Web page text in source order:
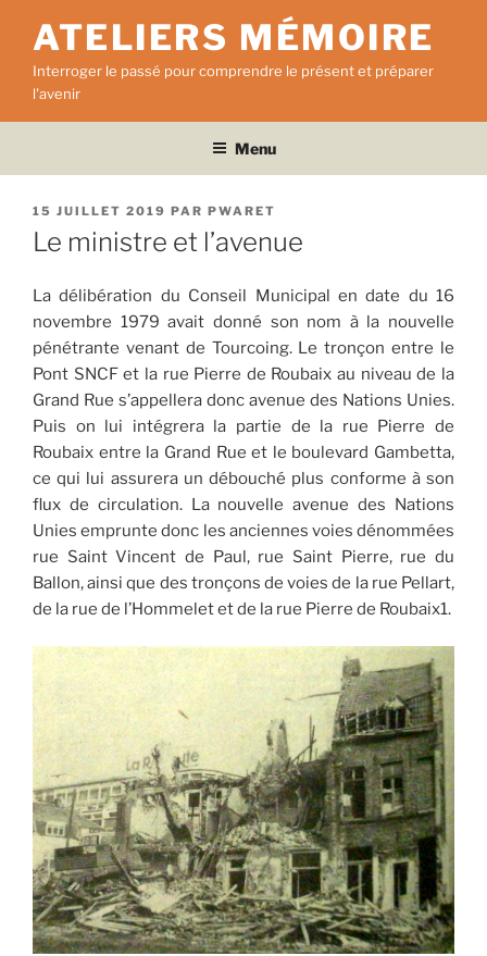
contenu
principal
ATELIERS MÉMOIRE
Interroger le passé pour comprendre le présent et préparer
l'avenir
Menu
PUBLIÉ
LE
15 JUILLET 2019 PAR PWARET
Le ministre et l’avenue
La délibération du Conseil Municipal en date du 16
novembre 1979 avait donné son nom à la nouvelle
pénétrante venant de Tourcoing. Le tronçon entre le
Pont SNCF et la rue Pierre de Roubaix au niveau de la
Grand Rue s’appellera donc avenue des Nations Unies.
Puis on lui intégrera la partie de la rue Pierre de
Roubaix entre la Grand Rue et le boulevard Gambetta,
ce qui lui assurera un débouché plus conforme à son
flux de circulation. La nouvelle avenue des Nations
Unies emprunte donc les anciennes voies dénommées
rue Saint Vincent de Paul, rue Saint Pierre, rue du
Ballon, ainsi que des tronçons de voies de la rue Pellart,
de la rue de l’Hommelet et de la rue Pierre de Roubaix1.